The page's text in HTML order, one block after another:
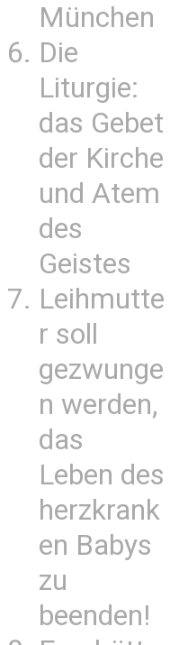
München
Die
Liturgie:
das Gebet
der Kirche
und Atem
des
Geistes
Leihmutte
r soll
gezwunge
n werden,
das
Leben des
herzkrank
en Babys
zu
beenden!